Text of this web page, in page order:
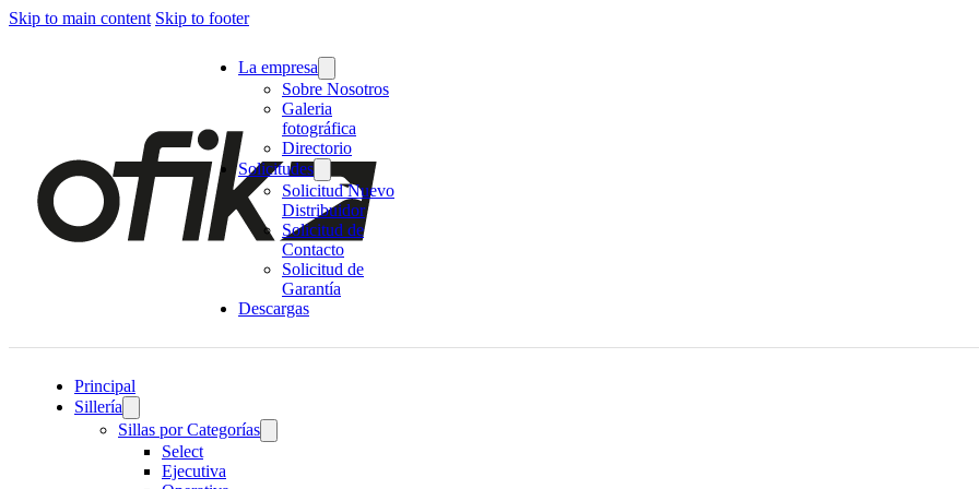
Skip to main content Skip to footer
La empresa
Sobre Nosotros
Galeria
fotográfica
Directorio
Solicitudes
Solicitud Nuevo
Distribuidor
Solicitud de
Contacto
Solicitud de
Garantía
Descargas
Principal
Sillería
Sillas por Categorías
Select
Ejecutiva